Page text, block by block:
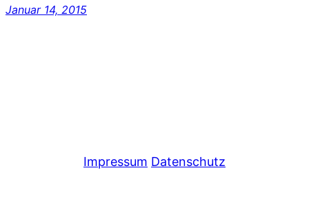
Januar 14, 2015
Impressum Datenschutz